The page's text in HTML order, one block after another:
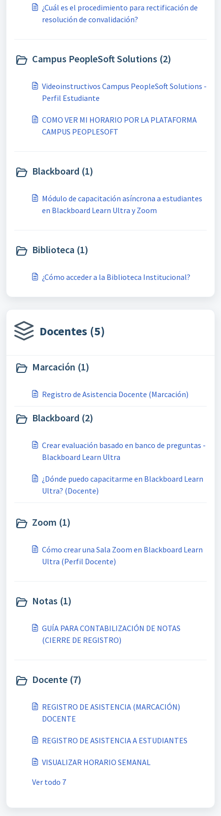
¿Cuál es el procedimiento para rectificación de
resolución de convalidación?
Campus PeopleSoft Solutions (2)
Videoinstructivos Campus PeopleSoft Solutions -
Perfil Estudiante
COMO VER MI HORARIO POR LA PLATAFORMA
CAMPUS PEOPLESOFT
Blackboard (1)
Módulo de capacitación asíncrona a estudiantes
en Blackboard Learn Ultra y Zoom
Biblioteca (1)
¿Cómo acceder a la Biblioteca Institucional?
Docentes (5)
Marcación (1)
Registro de Asistencia Docente (Marcación)
Blackboard (2)
Crear evaluación basado en banco de preguntas -
Blackboard Learn Ultra
¿Dónde puedo capacitarme en Blackboard Learn
Ultra? (Docente)
Zoom (1)
Cómo crear una Sala Zoom en Blackboard Learn
Ultra (Perfil Docente)
Notas (1)
GUÍA PARA CONTABILIZACIÓN DE NOTAS
(CIERRE DE REGISTRO)
Docente (7)
REGISTRO DE ASISTENCIA (MARCACIÓN)
DOCENTE
REGISTRO DE ASISTENCIA A ESTUDIANTES
VISUALIZAR HORARIO SEMANAL
Ver todo 7